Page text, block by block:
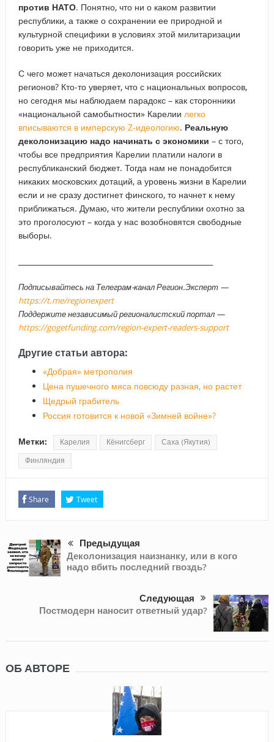
против НАТО. Понятно, что ни о каком развитии
республики, а также о сохранении ее природной и
культурной специфики в условиях этой милитаризации
говорить уже не приходится.
С чего может начаться деколонизация российских
регионов? Кто-то уверяет, что с национальных вопросов,
но сегодня мы наблюдаем парадокс – как сторонники
«национальной самобытности» Карелии легко
вписываются в имперскую Z-идеологию. Реальную
деколонизацию надо начинать с экономики – с того,
чтобы все предприятия Карелии платили налоги в
республиканский бюджет. Тогда нам не понадобится
никаких московских дотаций, а уровень жизни в Карелии
если и не сразу достигнет финского, то начнет к нему
приближаться. Думаю, что жители республики охотно за
это проголосуют – когда у нас возобновятся свободные
выборы.
Подписывайтесь на Телеграм-канал Регион.Эксперт —
https://t.me/regionexpert
Поддержите независимый регионалистский портал —
https://gogetfunding.com/region-expert-readers-support
Другие статьи автора:
«Добрая» метрополия
Цена пушечного мяса повсюду разная, но растет
Щедрый грабитель
Россия готовится к новой «Зимней войне»?
Метки: Карелия Кёнигсберг Саха (Якутия)
Финляндия
Share Tweet
Предыдущая
Деколонизация наизнанку, или в кого
надо вбить последний гвоздь?
Следующая
Постмодерн наносит ответный удар?
ОБ АВТОРЕ